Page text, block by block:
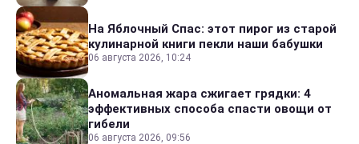
На Яблочный Спас: этот пирог из старой
кулинарной книги пекли наши бабушки
06 августа 2026, 10:24
Аномальная жара сжигает грядки: 4
эффективных способа спасти овощи от
гибели
06 августа 2026, 09:56